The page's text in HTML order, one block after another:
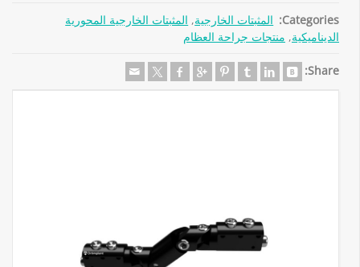
Categories: المثبتات الخارجية, المثبتات الخارجية المحورية
الديناميكية, منتجات جراحة العظام
Share: